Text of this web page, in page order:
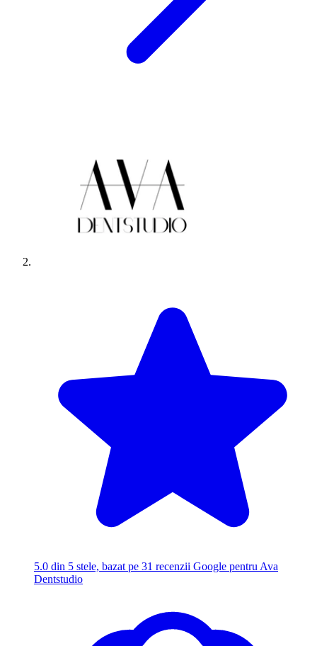
5.0 din 5 stele, bazat pe 31 recenzii Google pentru Ava
Dentstudio